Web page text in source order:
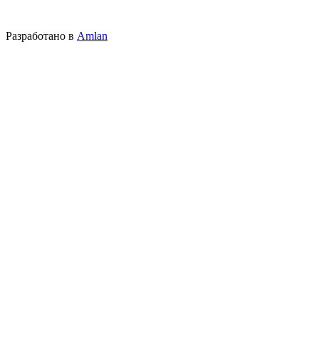
Разработано в Amlan